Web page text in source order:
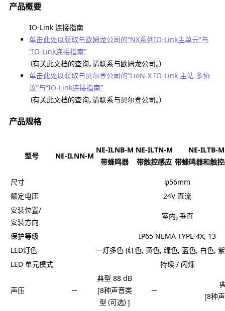
产品概要
IO-Link 连接指南
单击此处以获取与欧姆龙公司的“NX系列IO-Link主单元”与
“IO-Link连接指南”
（有关此文档的查询，请联系与欧姆龙公司。）
单击此处以获取与贝尔登公司的“LioN-X IO-Link 主站 多协
议”与“IO-Link连接指南”
（有关此文档的查询，请联系与贝尔登公司。）
产品规格
型号 NE-ILNN-M
NE-ILNB-M
带蜂鸣器
NE-ILTN-M
带触控感应
NE-ILTB-M
带蜂鸣器和触
尺寸
φ56mm
额定电压
24V 直流
安装位置/
安装方向
室内，垂直
保护等级
IP65 NEMA TYPE 4X, 13
LED灯色
一灯多色 (红色, 黄色, 绿色, 蓝色, 白色,
LED 单元模式
持续 / 闪烁
声压 －
典型 88 dB
[8种声音类
型（可选）]
－
[8种声